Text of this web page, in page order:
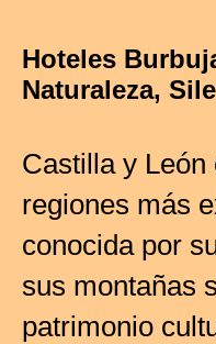
Hoteles
Naturaleza,
Castilla y León
regiones más
conocida por
sus montañas
patrimonio